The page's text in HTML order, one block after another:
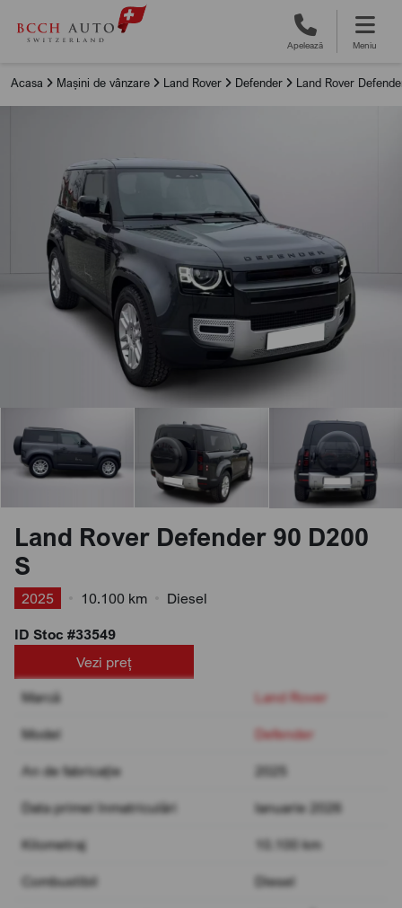
Apelează Meniu
Acasa Mașini de vânzare Land Rover Defender Land Rover
Land Rover Defender 90 D200
S
2025 10.100 km
Diesel
ID Stoc #33549
Vezi preț
Marcă
Land Rover
Model Defender
An de fabricație 2025
Data primei înmatriculări Ianuarie 2026
Kilometraj 10.100 km
Combustibil Diesel